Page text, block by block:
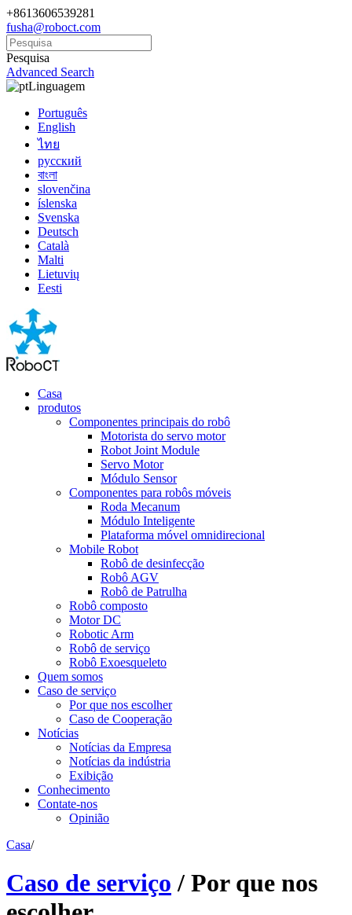
+8613606539281
fusha@roboct.com
Pesquisa
Advanced Search
Linguagem
Português
English
ไทย
русский
বাংলা
slovenčina
íslenska
Svenska
Deutsch
Català
Malti
Lietuvių
Eesti
Casa
produtos
Componentes principais do robô
Motorista do servo motor
Robot Joint Module
Servo Motor
Módulo Sensor
Componentes para robôs móveis
Roda Mecanum
Módulo Inteligente
Plataforma móvel omnidirecional
Mobile Robot
Robô de desinfecção
Robô AGV
Robô de Patrulha
Robô composto
Motor DC
Robotic Arm
Robô de serviço
Robô Exoesqueleto
Quem somos
Caso de serviço
Por que nos escolher
Caso de Cooperação
Notícias
Notícias da Empresa
Notícias da indústria
Exibição
Conhecimento
Contate-nos
Opinião
Casa/
Caso de serviço / Por que nos